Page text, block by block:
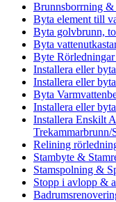
Brunnsborrning &
Byta element till
Byta golvbrunn,
Byta
Byte
Installera eller
Installera eller
Byta
Installera eller
Installera Enskilt
Trekammarbrunn/
Relining
Stambyte &
Stamspolning &
Stopp i avlopp &